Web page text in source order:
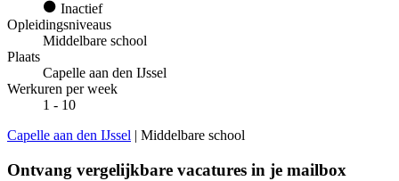
Inactief
Opleidingsniveaus
Middelbare school
Plaats
Capelle aan den IJssel
Werkuren per week
1 - 10
Capelle aan den IJssel | Middelbare school
Ontvang vergelijkbare vacatures in je mailbox